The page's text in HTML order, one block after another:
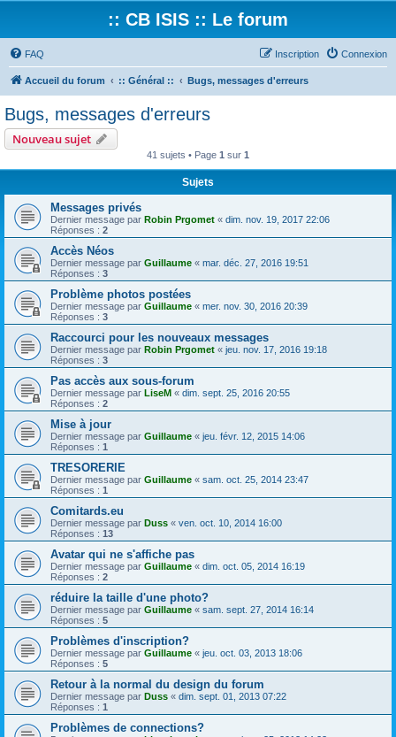
:: CB ISIS :: Le forum
FAQ Connexion
Inscription
Accueil du forum :: Général :: Bugs, messages d'erreurs
Bugs, messages d'erreurs
Nouveau sujet
41 sujets • Page 1 sur 1
Sujets
Messages privés
Dernier message par Robin Prgomet « dim. nov. 19, 2017 22:06
Réponses : 2
Accès Néos
Dernier message par Guillaume « mar. déc. 27, 2016 19:51
Réponses : 3
Problème photos postées
Dernier message par Guillaume « mer. nov. 30, 2016 20:39
Réponses : 3
Raccourci pour les nouveaux messages
Dernier message par Robin Prgomet « jeu. nov. 17, 2016 19:18
Réponses : 3
Pas accès aux sous-forum
Dernier message par LiseM « dim. sept. 25, 2016 20:55
Réponses : 2
Mise à jour
Dernier message par Guillaume « jeu. févr. 12, 2015 14:06
Réponses : 1
TRESORERIE
Dernier message par Guillaume « sam. oct. 25, 2014 23:47
Réponses : 1
Comitards.eu
Dernier message par Duss « ven. oct. 10, 2014 16:00
Réponses : 13
Avatar qui ne s'affiche pas
Dernier message par Guillaume « dim. oct. 05, 2014 16:19
Réponses : 2
réduire la taille d'une photo?
Dernier message par Guillaume « sam. sept. 27, 2014 16:14
Réponses : 5
Problèmes d'inscription?
Dernier message par Guillaume « jeu. oct. 03, 2013 18:06
Réponses : 5
Retour à la normal du design du forum
Dernier message par Duss « dim. sept. 01, 2013 07:22
Réponses : 1
Problèmes de connections?